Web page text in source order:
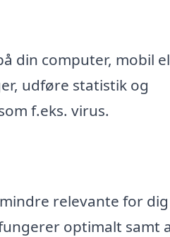
din computer, mobil
udføre statistik og
f.eks. virus.
relevante for
optimalt samt